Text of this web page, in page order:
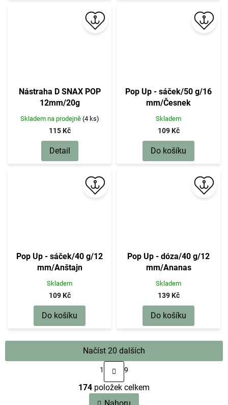
Nástraha D SNAX POP
12mm/20g
Skladem na prodejně (4 ks)
115 Kč
Detail
Pop Up - sáček/50 g/16
mm/Česnek
Skladem
109 Kč
Do košíku
Pop Up - sáček/40 g/12
mm/Anštajn
Skladem
109 Kč
Do košíku
Pop Up - dóza/40 g/12
mm/Ananas
Skladem
139 Kč
Do košíku
O
v
l
Načíst 20 dalších
S
t
r
á
n
1 9
174 položek celkem
Nahoru